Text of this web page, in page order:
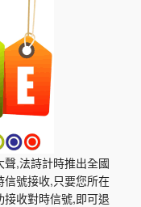
聲,法詩計時推出全國
信號接收,只要您所在
接收對時信號,即可退